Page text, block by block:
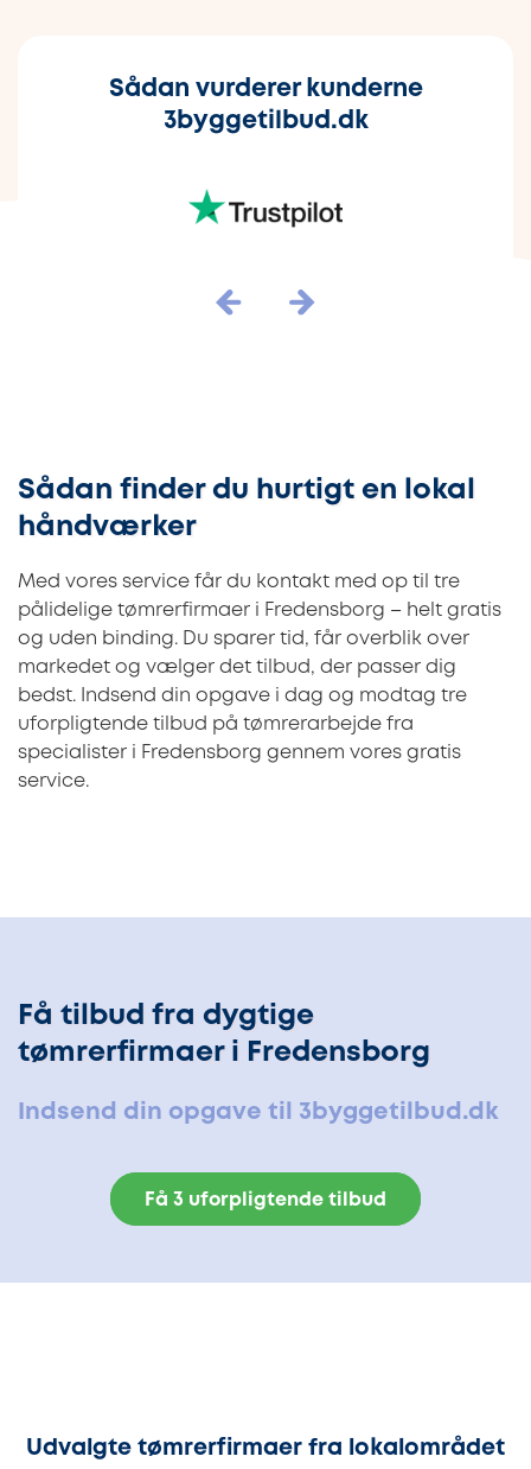
Sådan vurderer kunderne
3byggetilbud.dk
Sådan finder du hurtigt en lokal
håndværker
Med vores service får du kontakt med op til tre
pålidelige tømrerfirmaer i Fredensborg – helt gratis
og uden binding. Du sparer tid, får overblik over
markedet og vælger det tilbud, der passer dig
bedst. Indsend din opgave i dag og modtag tre
uforpligtende tilbud på tømrerarbejde fra
specialister i Fredensborg gennem vores gratis
service.
Få tilbud fra dygtige
tømrerfirmaer i Fredensborg
Indsend din opgave til 3byggetilbud.dk
Få 3 uforpligtende tilbud
Udvalgte tømrerfirmaer fra lokalområdet